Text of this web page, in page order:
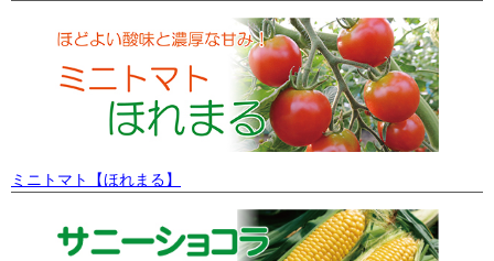
ミニトマト【ほれまる】